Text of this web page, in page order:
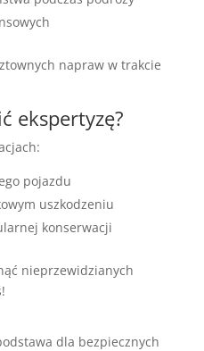
napraw w trakcie
ekspertyzę?
pojazdu
uszkodzeniu
konserwacji
nieprzewidzianych
dla bezpiecznych